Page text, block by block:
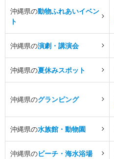
沖縄県の動物ふれあいイベン
ト
沖縄県の演劇・講演会
沖縄県の夏休みスポット
沖縄県のグランピング
沖縄県の水族館・動物園
沖縄県のビーチ・海水浴場